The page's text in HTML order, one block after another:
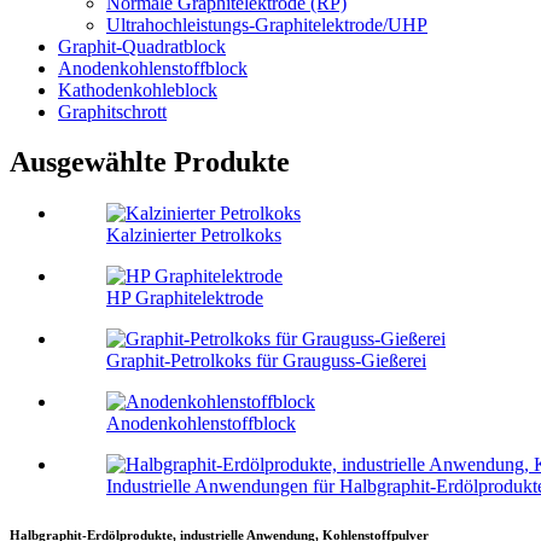
Ultrahochleistungs-Graphitelektrode/UHP
Graphit-Quadratblock
Anodenkohlenstoffblock
Kathodenkohleblock
Graphitschrott
Ausgewählte Produkte
Kalzinierter Petrolkoks
HP Graphitelektrode
Graphit-Petrolkoks für Grauguss-Gießerei
Anodenkohlenstoffblock
Industrielle Anwendungen für Halbgraphit-
Halbgraphit-Erdölprodukte, industrielle Anwendung, Kohlenstoffpulver